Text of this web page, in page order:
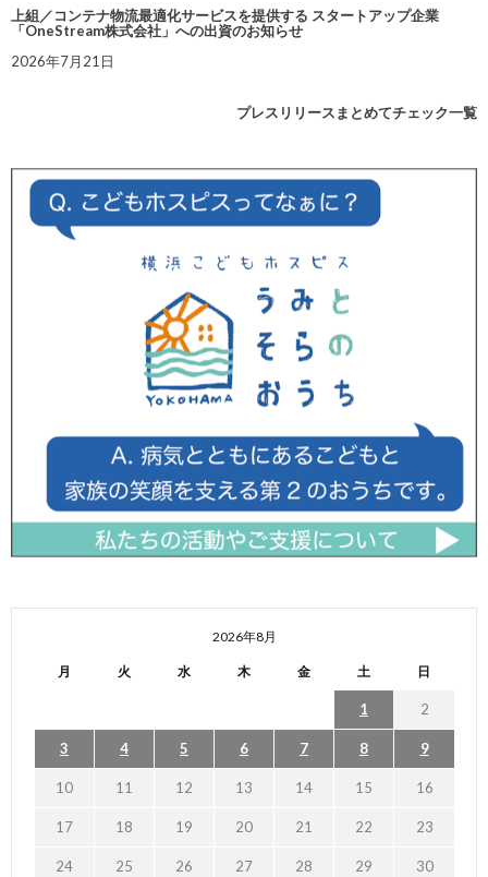
上組／コンテナ物流最適化サービスを提供する スタートアップ企業
「OneStream株式会社」への出資のお知らせ
2026年7月21日
プレスリリースまとめてチェック一覧
2026年8月
月 火 水 木 金 土 日
1 2
3 4 5 6 7 8 9
10 11 12 13 14 15 16
17 18 19 20 21 22 23
24 25 26 27 28 29 30